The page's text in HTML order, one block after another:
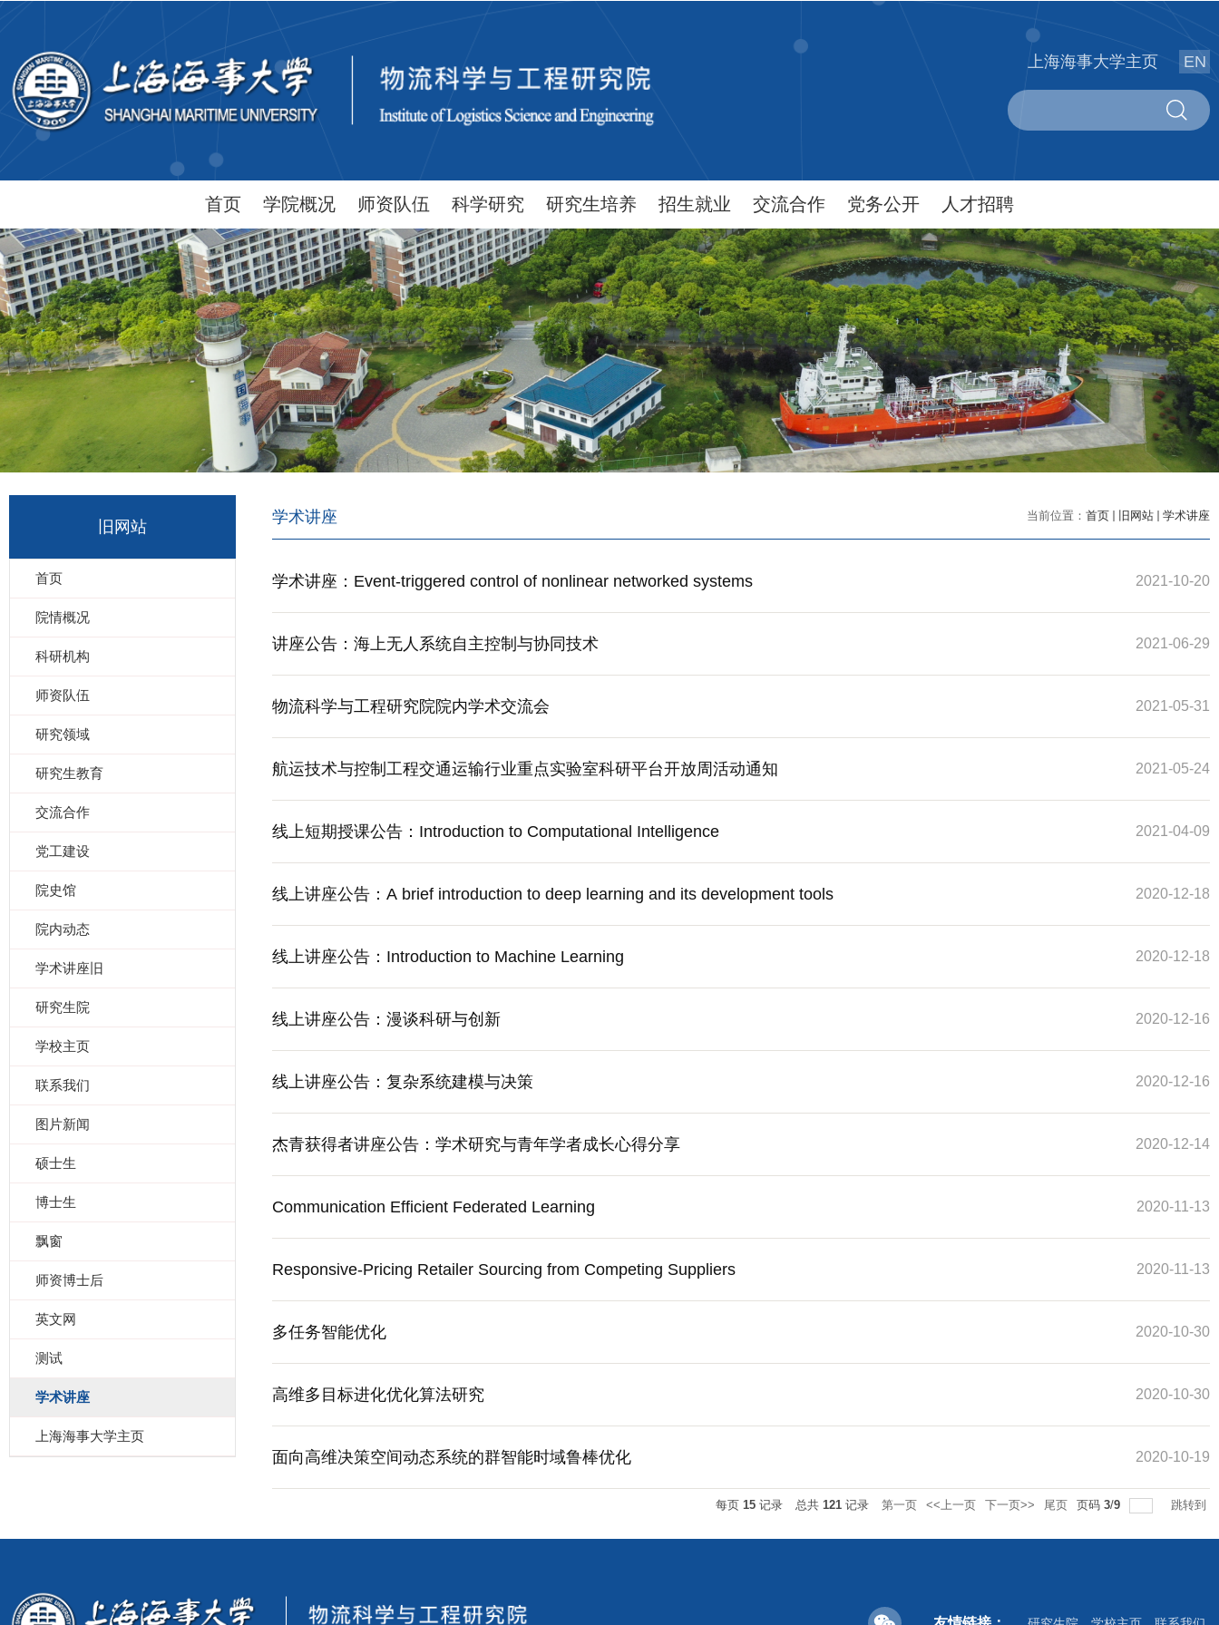
上海海事大学主页 EN
首页 学院概况 师资队伍 科学研究 研究生培养 招生就业 交流合作 党务公开 人才招聘
旧网站
首页
院情概况
科研机构
师资队伍
研究领域
研究生教育
交流合作
党工建设
院史馆
院内动态
学术讲座旧
研究生院
学校主页
联系我们
图片新闻
硕士生
博士生
飘窗
师资博士后
英文网
测试
学术讲座
上海海事大学主页
当前位置： 首页 旧网站 学术讲座
学术讲座
学术讲座：Event-triggered control of nonlinear networked systems 2021-10-20
讲座公告：海上无人系统自主控制与协同技术 2021-06-29
物流科学与工程研究院院内学术交流会 2021-05-31
航运技术与控制工程交通运输行业重点实验室科研平台开放周活动通知 2021-05-24
线上短期授课公告：Introduction to Computational Intelligence 2021-04-09
线上讲座公告：A brief introduction to deep learning and its development tools 2020-12-18
线上讲座公告：Introduction to Machine Learning 2020-12-18
线上讲座公告：漫谈科研与创新 2020-12-16
线上讲座公告：复杂系统建模与决策 2020-12-16
杰青获得者讲座公告：学术研究与青年学者成长心得分享 2020-12-14
Communication Efficient Federated Learning 2020-11-13
Responsive-Pricing Retailer Sourcing from Competing Suppliers 2020-11-13
多任务智能优化 2020-10-30
高维多目标进化优化算法研究 2020-10-30
面向高维决策空间动态系统的群智能时域鲁棒优化 2020-10-19
每页 15 记录 总共 121 记录 第一页 <<上一页 下一页>> 尾页 页码 3/9 跳转到